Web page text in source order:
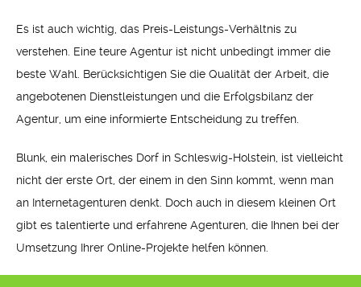
Es ist auch wichtig, das Preis-Leistungs-Verhältnis zu
verstehen. Eine teure Agentur ist nicht unbedingt immer die
beste Wahl. Berücksichtigen Sie die Qualität der Arbeit, die
angebotenen Dienstleistungen und die Erfolgsbilanz der
Agentur, um eine informierte Entscheidung zu treffen.
Blunk, ein malerisches Dorf in Schleswig-Holstein, ist vielleicht
nicht der erste Ort, der einem in den Sinn kommt, wenn man
an Internetagenturen denkt. Doch auch in diesem kleinen Ort
gibt es talentierte und erfahrene Agenturen, die Ihnen bei der
Umsetzung Ihrer Online-Projekte helfen können.